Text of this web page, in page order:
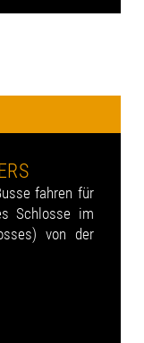
fahren für
Schlosse im
von der